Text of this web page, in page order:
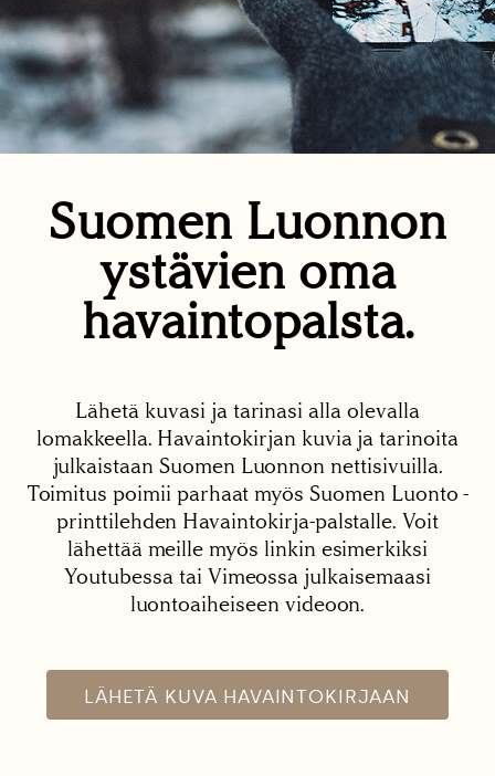
Suomen Luonnon
ystävien oma
havaintopalsta.
Lähetä kuvasi ja tarinasi alla olevalla
lomakkeella. Havaintokirjan kuvia ja tarinoita
julkaistaan Suomen Luonnon nettisivuilla.
Toimitus poimii parhaat myös Suomen Luonto -
printtilehden Havaintokirja-palstalle. Voit
lähettää meille myös linkin esimerkiksi
Youtubessa tai Vimeossa julkaisemaasi
luontoaiheiseen videoon.
LÄHETÄ KUVA HAVAINTOKIRJAAN